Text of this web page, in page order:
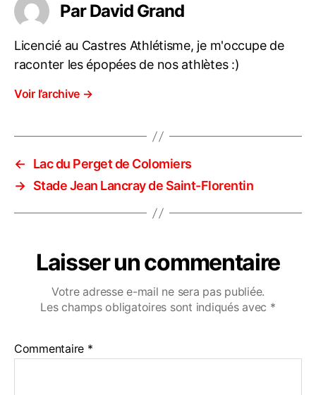
Par David Grand
Licencié au Castres Athlétisme, je m'occupe de
raconter les épopées de nos athlètes :)
Voir l’archive →
←
Lac du Perget de Colomiers
→ Stade Jean Lancray de Saint-Florentin
Laisser un commentaire
Votre adresse e-mail ne sera pas publiée.
Les champs obligatoires sont indiqués avec *
Commentaire *